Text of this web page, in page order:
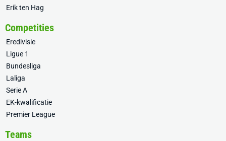
Erik ten Hag
Competities
Eredivisie
Ligue 1
Bundesliga
Laliga
Serie A
EK-kwalificatie
Premier League
Teams